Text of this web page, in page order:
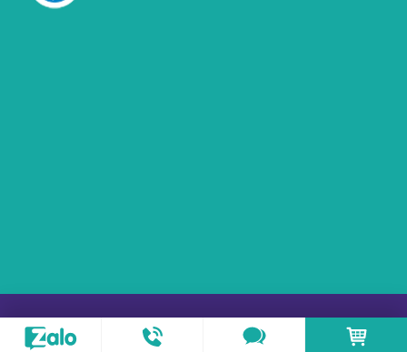
Copyright © 2017-2026 PLASMAKARE.VN All rights
reserved.